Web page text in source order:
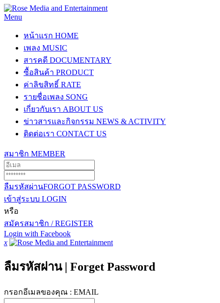
Menu
หน้าแรก HOME
เพลง MUSIC
สารคดี DOCUMENTARY
ซื้อสินค้า PRODUCT
ค่าลิขสิทธิ์ RATE
รายชื่อเพลง SONG
เกี่ยวกับเรา ABOUT US
ข่าวสารและกิจกรรม NEWS & ACTIVITY
ติดต่อเรา CONTACT US
สมาชิก MEMBER
ลืมรหัสผ่านFORGOT PASSWORD
เข้าสู่ระบบ LOGIN
หรือ
สมัครสมาชิก / REGISTER
Login with Facebook
x
ลืมรหัสผ่าน | Forget Password
กรอกอีเมลของคุณ : EMAIL